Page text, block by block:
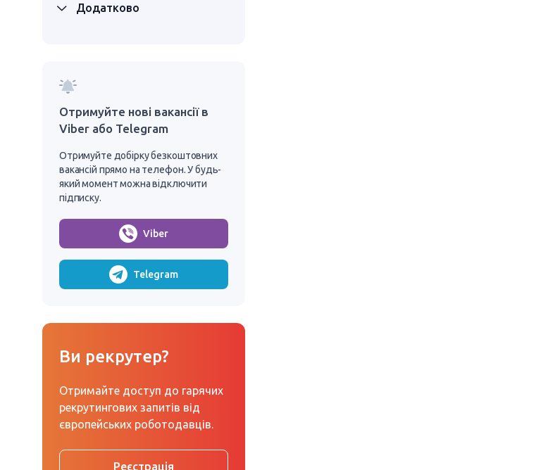
Додатково
Отримуйте нові вакансії в
Viber або Telegram
Отримуйте добірку безкоштовних
вакансій прямо на телефон. У будь-
який момент можна відключити
підписку.
Viber
Telegram
Ви рекрутер?
Отримайте доступ до гарячих
рекрутингових запитів від
європейських роботодавців.
Реєстрація